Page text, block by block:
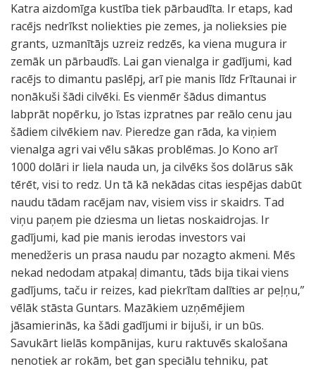
Katra aizdomīga kustība tiek pārbaudīta. Ir etaps, kad
racējs nedrīkst noliekties pie zemes, ja nolieksies pie
grants, uzmanītājs uzreiz redzēs, ka viena mugura ir
zemāk un pārbaudīs. Lai gan vienalga ir gadījumi, kad
racējs to dimantu paslēpj, arī pie manis līdz Frītaunai ir
nonākuši šādi cilvēki. Es vienmēr šādus dimantus
labprāt nopērku, jo īstas izpratnes par reālo cenu jau
šādiem cilvēkiem nav. Pieredze gan rāda, ka viņiem
vienalga agri vai vēlu sākas problēmas. Jo Kono arī
1000 dolāri ir liela nauda un, ja cilvēks šos dolārus sāk
tērēt, visi to redz. Un tā kā nekādas citas iespējas dabūt
naudu tādam racējam nav, visiem viss ir skaidrs. Tad
viņu paņem pie dziesma un lietas noskaidrojas. Ir
gadījumi, kad pie manis ierodas investors vai
menedžeris un prasa naudu par nozagto akmeni. Mēs
nekad nedodam atpakaļ dimantu, tāds bija tikai viens
gadījums, taču ir reizes, kad piekrītam dalīties ar peļņu,”
vēlāk stāsta Guntars. Mazākiem uzņēmējiem
jāsamierinās, ka šādi gadījumi ir bijuši, ir un būs.
Savukārt lielās kompānijas, kuru raktuvēs skalošana
nenotiek ar rokām, bet gan speciālu tehniku, pat